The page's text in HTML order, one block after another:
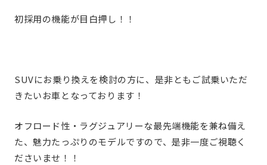
初採用の機能が目白押し！！
SUVにお乗り換えを検討の方に、是非ともご試乗いただ
きたいお車となっております！
オフロード性・ラグジュアリーな最先端機能を兼ね備え
た、魅力たっぷりのモデルですので、是非一度ご視聴く
ださいませ！！